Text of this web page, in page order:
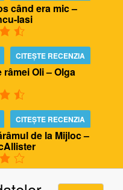
când era mic –
Iasi
CITEȘTE RECENZIA
Oli – Olga
CITEȘTE RECENZIA
de la Mijloc –
CITEȘTE RECENZIA